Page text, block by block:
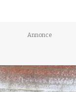
Annonce